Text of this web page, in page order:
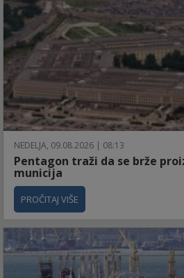
NEDELJA, 09.08.2026 | 08:13
Pentagon traži da se brže
municija
PROČITAJ VIŠE